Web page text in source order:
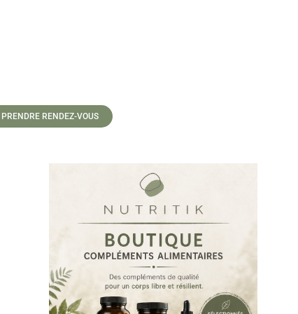
PRENDRE RENDEZ-VOUS